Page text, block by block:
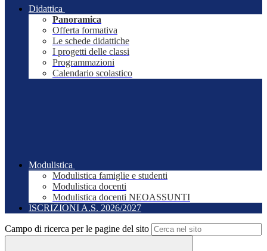
Didattica
Panoramica
Offerta formativa
Le schede didattiche
I progetti delle classi
Programmazioni
Calendario scolastico
Modulistica
Modulistica famiglie e studenti
Modulistica docenti
Modulistica docenti NEOASSUNTI
ISCRIZIONI A.S. 2026/2027
Campo di ricerca per le pagine del sito